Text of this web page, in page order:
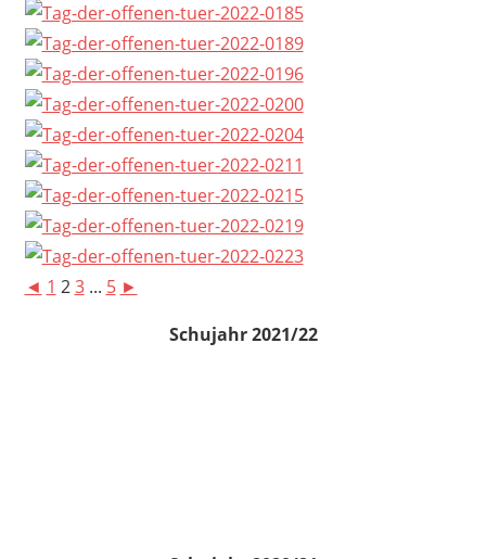
◄ 1 2 3 ... 5 ►
Schujahr 2021/22